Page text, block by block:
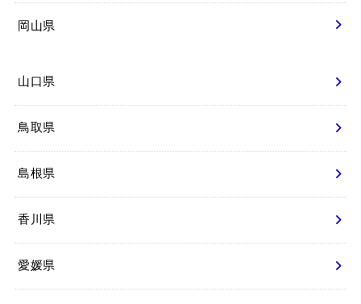
岡山県
山口県
鳥取県
島根県
香川県
愛媛県